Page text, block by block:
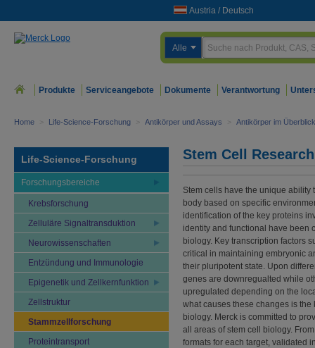
Austria / Deutsch
Alle
Produkte Serviceangebote Dokumente Verantwortung
Home > Life-Science-Forschung > Antikörper und Assays > Antikörper im Überblick
Life-Science-Forschung
Forschungsbereiche
Krebsforschung
Zelluläre Signaltransduktion
Neurowissenschaften
Entzündung und Immunologie
Epigenetik und Zellkernfunktion
Zellstruktur
Stammzellforschung
Proteintransport
Stem Cell
Stem cells have the unique ability
body based on specific
identification of the key proteins
identity and functional have been
biology. Key transcription factors
critical in maintaining embryonic
their pluripotent state. Upon
genes are downregualted while
upregulated depending on the
what causes these changes is
biology. Merck is committed to
all areas of stem cell biology.
formats for each target, validated